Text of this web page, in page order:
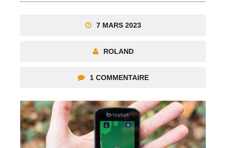
7 MARS 2023
ROLAND
1 COMMENTAIRE